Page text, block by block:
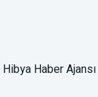
Hibya Haber Ajansı